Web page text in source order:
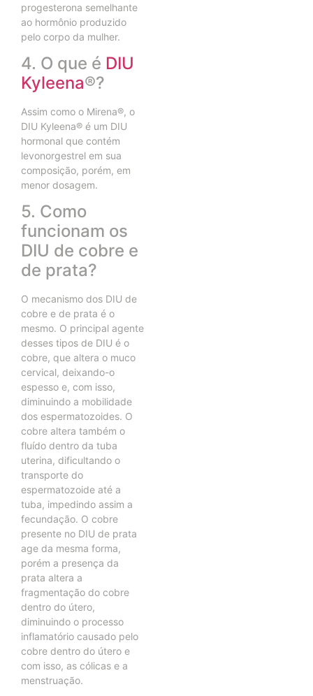
progesterona semelhante
ao hormônio produzido
pelo corpo da mulher.
4. O que é DIU
Kyleena®?
Assim como o Mirena®, o
DIU Kyleena® é um DIU
hormonal que contém
levonorgestrel em sua
composição, porém, em
menor dosagem.
5. Como
funcionam os
DIU de cobre e
de prata?
O mecanismo dos DIU de
cobre e de prata é o
mesmo. O principal agente
desses tipos de DIU é o
cobre, que altera o muco
cervical, deixando-o
espesso e, com isso,
diminuindo a mobilidade
dos espermatozoides. O
cobre altera também o
fluído dentro da tuba
uterina, dificultando o
transporte do
espermatozoide até a
tuba, impedindo assim a
fecundação. O cobre
presente no DIU de prata
age da mesma forma,
porém a presença da
prata altera a
fragmentação do cobre
dentro do útero,
diminuindo o processo
inflamatório causado pelo
cobre dentro do útero e
com isso, as cólicas e a
menstruação.